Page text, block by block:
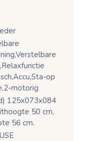
op
motorig
125x073x084
50 cm,
56 cm.